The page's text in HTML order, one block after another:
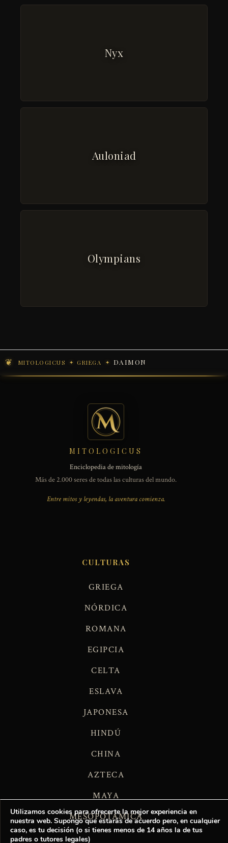
Nyx
Auloniad
Olympians
MITOLOGICUS GRIEGA DAIMON
MITOLOGICUS
Enciclopedia de mitología
Más de 2.000 seres de todas las culturas del mundo.
Entre mitos y leyendas, la aventura comienza.
CULTURAS
GRIEGA
NÓRDICA
ROMANA
EGIPCIA
CELTA
ESLAVA
JAPONESA
HINDÚ
CHINA
AZTECA
MAYA
MESOPOTÁMICA
Utilizamos cookies para ofrecerte la mejor experiencia en
nuestra web. Supongo que estarás de acuerdo pero, en cualquier
caso, es tu decisión (o si tienes menos de 14 años la de tus
padres o tutores legales)